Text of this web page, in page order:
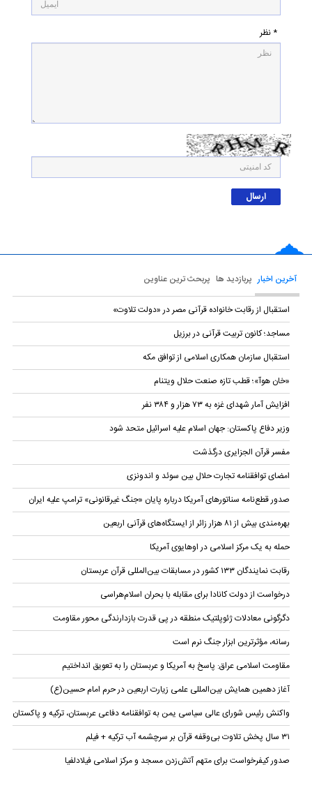
* نظر
آخرین اخبار پربازدید ها پربحث ترین عناوین
استقبال از رقابت خانواده قرآنی مصر در «دولت تلاوت»
مساجد؛ کانون تربیت قرآنی در برزیل
استقبال سازمان همکاری اسلامی از توافق مکه
«خان هوآ»؛ قطب تازه صنعت حلال ویتنام
افزایش آمار شهدای غزه به ۷۳ هزار و ۳۸۴ نفر
وزیر دفاع پاکستان: جهان اسلام علیه اسرائیل متحد شود
مفسر قرآن الجزایری درگذشت
امضای توافقنامه تجارت حلال بین سوئد و اندونزی
صدور قطع‌نامه سناتورهای آمریکا درباره پایان «جنگ غیرقانونی» ترامپ علیه ایران
بهره‌مندی بیش از ۸۱ هزار زائر از ایستگاه‌های قرآنی اربعین
حمله به یک مرکز اسلامی در اوهایوی آمریکا
رقابت نمایندگان ۱۳۳ کشور در مسابقات بین‌المللی قرآن عربستان
درخواست از دولت کانادا برای مقابله با بحران اسلام‌هراسی
دگرگونی معادلات ژئوپلتیک منطقه در پی قدرت بازدارندگی محور مقاومت
رسانه، مؤثرترین ابزار جنگ نرم است
مقاومت اسلامی عراق: پاسخ به آمریکا و عربستان را به تعویق انداختیم
آغاز دهمین همایش بین‌المللی علمی زیارت اربعین در حرم امام حسین(ع)
واکنش رئیس شورای عالی سیاسی یمن به توافقنامه دفاعی عربستان، ترکیه و پاکستان
۳۱ سال پخش تلاوت بی‌وقفه قرآن بر سرچشمه آب ترکیه + فیلم
صدور کیفرخواست برای متهم آتش‌زدن مسجد و مرکز اسلامی فیلادلفیا